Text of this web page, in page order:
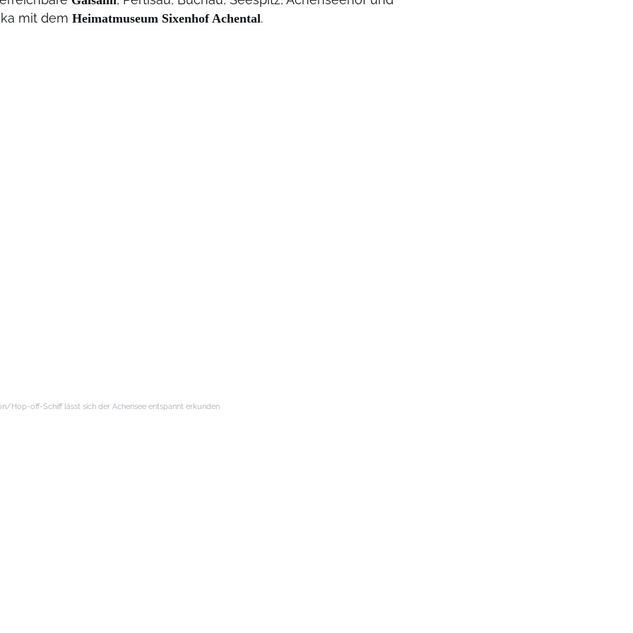
mit dem Heimatmuseum Sixenhof Achental.
Hop-off-Schiff lässt sich der Achensee entspannt erkunden